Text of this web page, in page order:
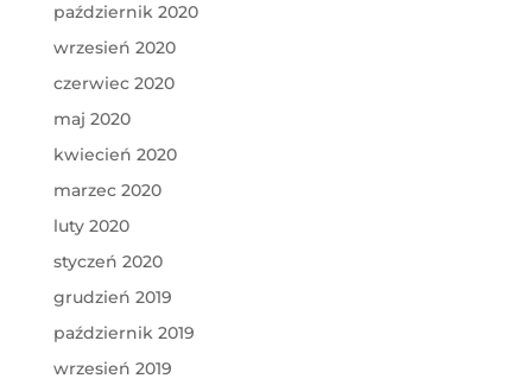
październik 2020
wrzesień 2020
czerwiec 2020
maj 2020
kwiecień 2020
marzec 2020
luty 2020
styczeń 2020
grudzień 2019
październik 2019
wrzesień 2019